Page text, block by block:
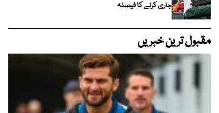
جاری کرنے کا فیصلہ
مقبول ترین خبریں